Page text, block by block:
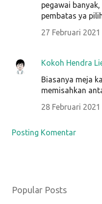
pegawai
pembatas ya
27 Februari
Kokoh Hendra
Biasanya meja
memisahkan
28 Februari
Posting Komentar
Popular Posts